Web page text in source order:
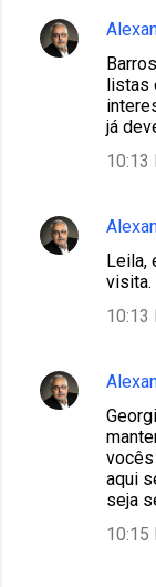
listas
já
10:13
Leila,
visita.
10:13
aqui
seja
10:15